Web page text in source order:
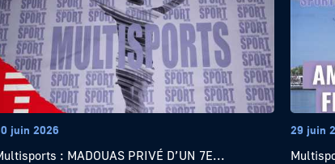
juin 2026
: MADOUAS PRIVÉ D’UN 7E...
29 juin